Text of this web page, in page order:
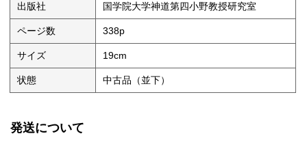
出版社 国学院大学神道第四小野教授研究室
ページ数 338p
サイズ 19cm
状態 中古品（並下）
発送について